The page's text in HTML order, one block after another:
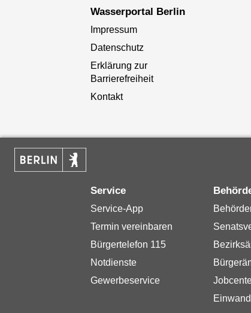
Wasserportal Berlin
Impressum
Datenschutz
Erklärung zur
Barrierefreiheit
Kontakt
Service
Service-App
Termin vereinbaren
Bürgertelefon 115
Notdienste
Gewerbeservice